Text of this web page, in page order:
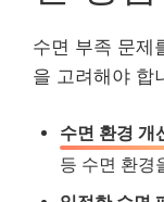
수면 부족 문제
을 고려해야 합
수면 환경 개
등 수면 환경